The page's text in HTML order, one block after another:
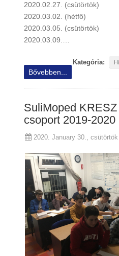
2020.02.27. (csütörtök)
2020.03.02. (hétfő)
2020.03.05. (csütörtök)
2020.03.09.…
Kategória:
Bővebben...
SuliMoped
csoport 2019-2020
2020. January 30.,